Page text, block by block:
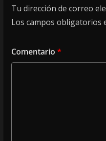
Tu dirección de correo
Los campos obligatorios
Comentario *